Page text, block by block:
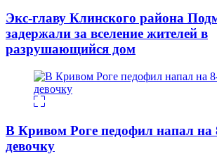
Экс-главу Клинского района
задержали за вселение жителей в
разрушающийся дом
В Кривом Роге педофил напал
девочку